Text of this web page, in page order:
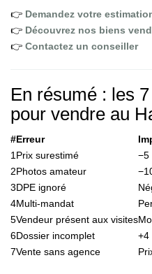
👉 Demandez votre
👉 Découvrez nos biens
👉 Contactez un conseiller
En résumé : les
pour vendre au
#Erreur
1 Prix surestimé
−5
2Photos amateur
3DPE ignoré
4Multi-mandat
5Vendeur présent aux visites
6Dossier incomplet
+4
7Vente sans agence